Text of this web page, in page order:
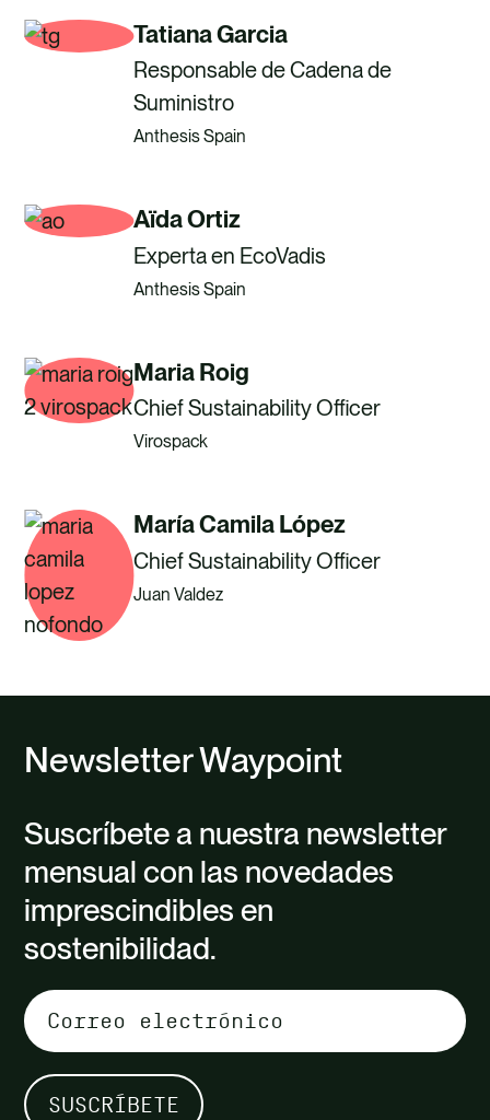
Tatiana Garcia
Responsable de Cadena de
Suministro
Anthesis Spain
Aïda Ortiz
Experta en EcoVadis
Anthesis Spain
Maria Roig
Chief Sustainability Officer
Virospack
María Camila López
Chief Sustainability Officer
Juan Valdez
Newsletter Waypoint
Suscríbete a nuestra newsletter
mensual con las novedades
imprescindibles en
sostenibilidad.